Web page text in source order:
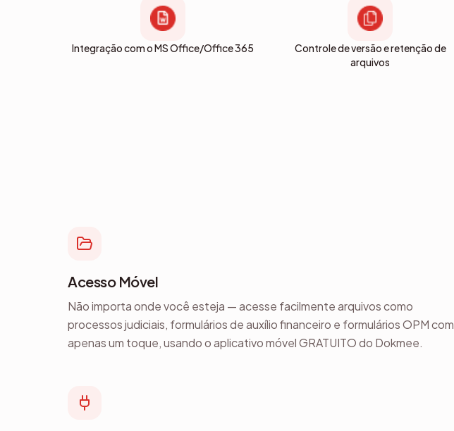
Integração com o MS Office/Office 365
Controle de versão e retenção de
arquivos
Acesso Móvel
Não importa onde você esteja — acesse facilmente arquivos como
processos judiciais, formulários de auxílio financeiro e formulários OPM com
apenas um toque, usando o aplicativo móvel GRATUITO do Dokmee.